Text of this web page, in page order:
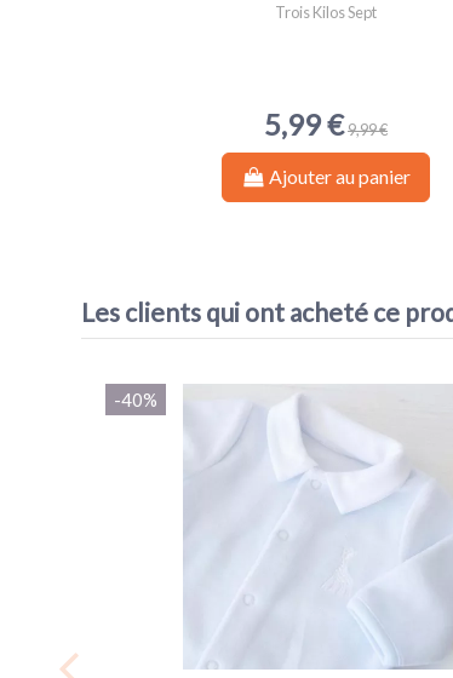
Trois Kilos Sept
5,99 €9,99 €
Ajouter au panier
Les clients qui ont acheté ce
-40%